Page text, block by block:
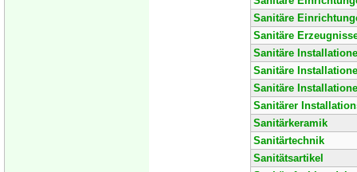
Sanitäre
Sanitäre
Sanitäre
Sanitäre
Sanitäre
Sanitärer
Sanitärkeramik
Sanitärtechnik
Sanitätsartikel